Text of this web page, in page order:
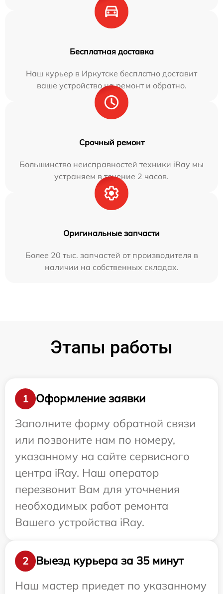
Бесплатная доставка
Наш курьер в Иркутске бесплатно доставит
ваше устройство на ремонт и обратно.
Срочный ремонт
Большинство неисправностей техники iRay мы
устраняем в течение 2 часов.
Оригинальные запчасти
Более 20 тыс. запчастей от производителя в
наличии на собственных складах.
Этапы работы
1
Оформление заявки
Заполните форму обратной связи
или позвоните нам по номеру,
указанному на сайте сервисного
центра iRay. Наш оператор
перезвонит Вам для уточнения
необходимых работ ремонта
Вашего устройства iRay.
2
Выезд курьера за 35 минут
Наш мастер приедет по указанному